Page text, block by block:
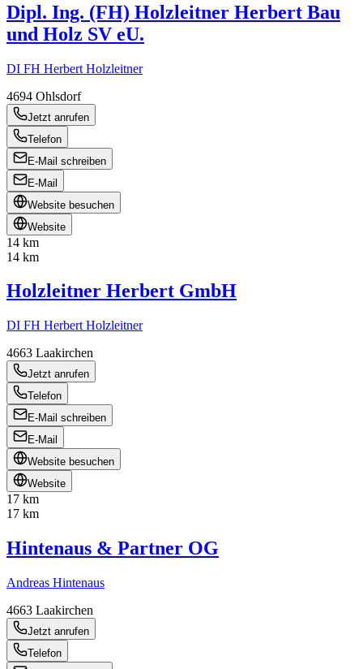
Dipl. Ing. (FH) Holzleitner Herbert Bau
und Holz SV eU.
DI FH Herbert Holzleitner
4694 Ohlsdorf
Jetzt anrufen
Telefon
E-Mail schreiben
E-Mail
Website besuchen
Website
14 km
14 km
Holzleitner Herbert GmbH
DI FH Herbert Holzleitner
4663 Laakirchen
Jetzt anrufen
Telefon
E-Mail schreiben
E-Mail
Website besuchen
Website
17 km
17 km
Hintenaus & Partner OG
Andreas Hintenaus
4663 Laakirchen
Jetzt anrufen
Telefon